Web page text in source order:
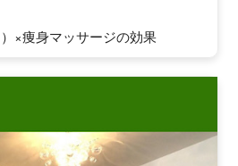
×痩身マッサージの効果